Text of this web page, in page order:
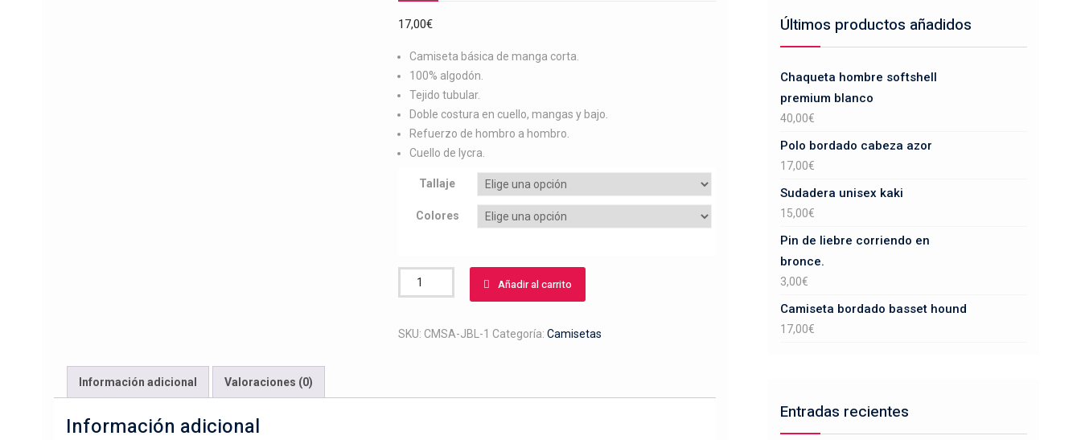
17,00€
Camiseta básica de manga corta.
100% algodón.
Tejido tubular.
Doble costura en cuello, mangas y bajo.
Refuerzo de hombro a hombro.
Cuello de lycra.
Tallaje
Colores
Camiseta
bordado
entero
Añadir al carrito
SKU: CMSA-JBL-1 Categoría: Camisetas
Información adicional Valoraciones (0)
Información adicional
Últimos productos añadidos
Chaqueta hombre softshell
premium blanco
40,00€
Polo bordado cabeza azor
17,00€
Sudadera unisex kaki
15,00€
Pin de liebre corriendo en
bronce.
3,00€
Camiseta bordado basset hound
17,00€
Entradas recientes